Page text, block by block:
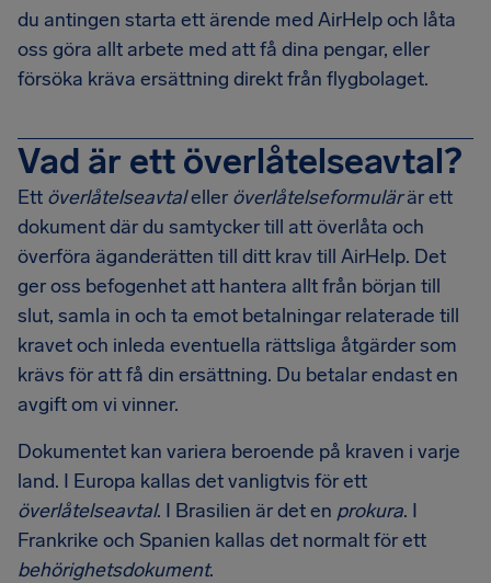
du antingen starta ett ärende med AirHelp och låta
oss göra allt arbete med att få dina pengar, eller
försöka kräva ersättning direkt från flygbolaget.
Vad är ett överlåtelseavtal?
Ett överlåtelseavtaleller överlåtelseformulärär ett
dokument där du samtycker till att överlåta och
överföra äganderätten till ditt krav till AirHelp. Det
ger oss befogenhet att hantera allt från början till
slut, samla in och ta emot betalningar relaterade till
kravet och inleda eventuella rättsliga åtgärder som
krävs för att få din ersättning. Du betalar endast en
avgift om vi vinner.
Dokumentet kan variera beroende på kraven i varje
land. I Europa kallas det vanligtvis för ett
överlåtelseavtal. I Brasilien är det en prokura. I
Frankrike och Spanien kallas det normalt för ett
behörighetsdokument.